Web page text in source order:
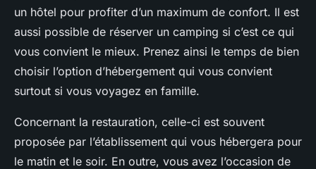
un hôtel pour profiter d’un maximum de confort. Il est
aussi possible de réserver un camping si c’est ce qui
vous convient le mieux. Prenez ainsi le temps de bien
choisir l’option d’hébergement qui vous convient
surtout si vous voyagez en famille.
Concernant la restauration, celle-ci est souvent
proposée par l’établissement qui vous hébergera pour
le matin et le soir. En outre, vous avez l’occasion de